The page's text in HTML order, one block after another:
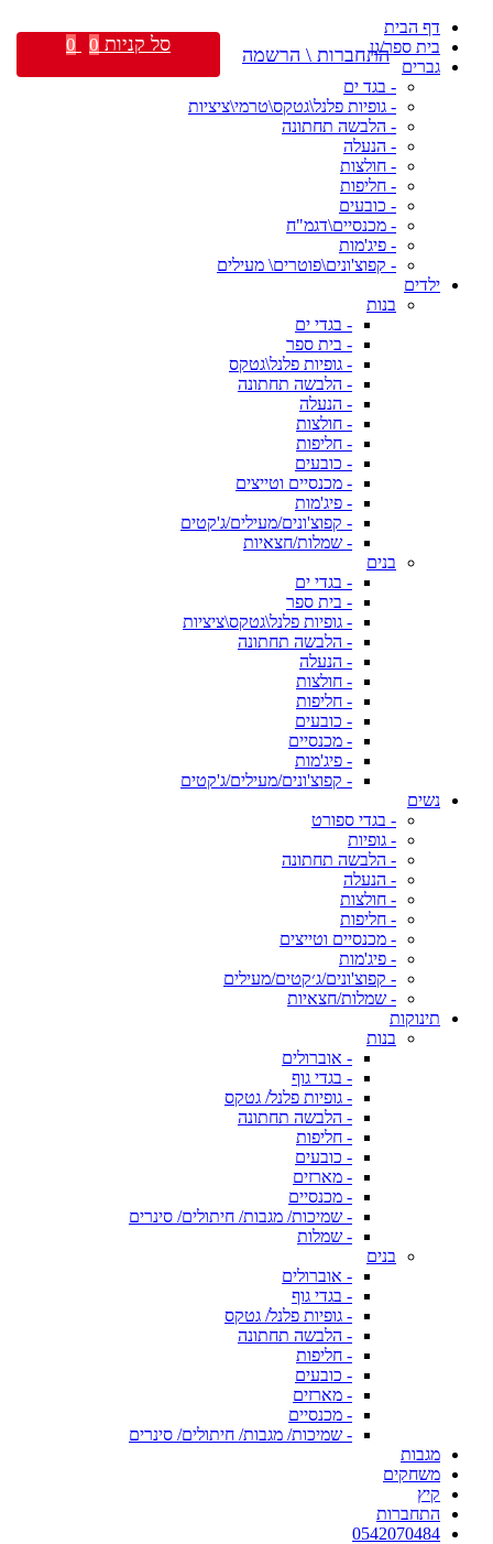
דף הבית
בית ספר/גן
גברים
- בגד ים
- גופיות פלנל\גטקס\טרמי\ציציות
- הלבשה תחתונה
- הנעלה
- חולצות
- חליפות
- כובעים
- מכנסיים\דגמ"ח
- פיג'מות
- קפוצ'ונים\פוטרים\ מעילים
ילדים
בנות
- בגדי ים
- בית ספר
- גופיות פלנל\גטקס
- הלבשה תחתונה
- הנעלה
- חולצות
- חליפות
- כובעים
- מכנסיים וטייצים
- פיג'מות
- קפוצ'ונים/מעילים/ג'קטים
- שמלות/חצאיות
בנים
- בגדי ים
- בית ספר
- גופיות פלנל\גטקס\ציציות
- הלבשה תחתונה
- הנעלה
- חולצות
- חליפות
- כובעים
- מכנסיים
- פיג'מות
- קפוצ'ונים/מעילים/ג'קטים
נשים
- בגדי ספורט
- גופיות
- הלבשה תחתונה
- הנעלה
- חולצות
- חליפות
- מכנסיים וטייצים
- פיג'מות
- קפוצ'ונים/ג׳קטים/מעילים
- שמלות/חצאיות
תינוקות
בנות
- אוברולים
- בגדי גוף
- גופיות פלנל/ גטקס
- הלבשה תחתונה
- חליפות
- כובעים
- מארזים
- מכנסיים
- שמיכות/ מגבות/ חיתולים/ סינרים
- שמלות
בנים
- אוברולים
- בגדי גוף
- גופיות פלנל/ גטקס
- הלבשה תחתונה
- חליפות
- כובעים
- מארזים
- מכנסיים
- שמיכות/ מגבות/ חיתולים/ סינרים
מגבות
משחקים
קיץ
התחברות
0542070484
התחברות \ הרשמה סל קניות 0
0